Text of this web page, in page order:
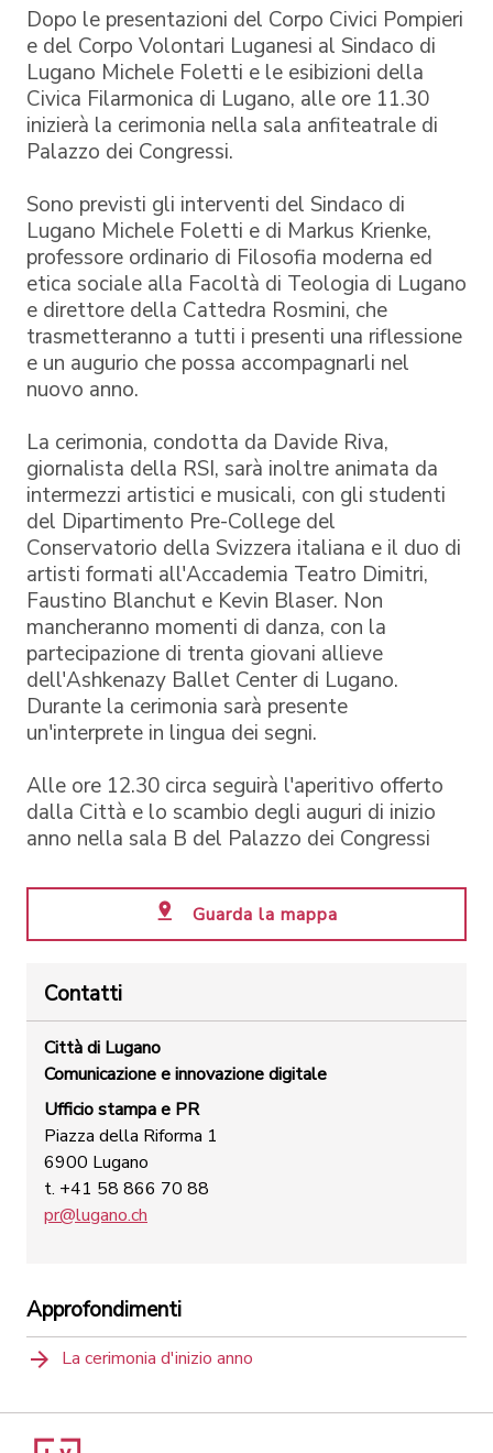
Dopo le presentazioni del Corpo Civici Pompieri
e del Corpo Volontari Luganesi al Sindaco di
Lugano Michele Foletti e le esibizioni della
Civica Filarmonica di Lugano, alle ore 11.30
inizierà la cerimonia nella sala anfiteatrale di
Palazzo dei Congressi.
Sono previsti gli interventi del Sindaco di
Lugano Michele Foletti e di Markus Krienke,
professore ordinario di Filosofia moderna ed
etica sociale alla Facoltà di Teologia di Lugano
e direttore della Cattedra Rosmini, che
trasmetteranno a tutti i presenti una riflessione
e un augurio che possa accompagnarli nel
nuovo anno.
La cerimonia, condotta da Davide Riva,
giornalista della RSI, sarà inoltre animata da
intermezzi artistici e musicali, con gli studenti
del Dipartimento Pre-College del
Conservatorio della Svizzera italiana e il duo di
artisti formati all'Accademia Teatro Dimitri,
Faustino Blanchut e Kevin Blaser. Non
mancheranno momenti di danza, con la
partecipazione di trenta giovani allieve
dell'Ashkenazy Ballet Center di Lugano.
Durante la cerimonia sarà presente
un'interprete in lingua dei segni.
Alle ore 12.30 circa seguirà l'aperitivo offerto
dalla Città e lo scambio degli auguri di inizio
anno nella sala B del Palazzo dei Congressi
Guarda la mappa
Contatti
Città di Lugano
Comunicazione e innovazione digitale
Ufficio stampa e PR
Piazza della Riforma 1
6900 Lugano
t. +41 58 866 70 88
pr@lugano.ch
Approfondimenti
La cerimonia d'inizio anno